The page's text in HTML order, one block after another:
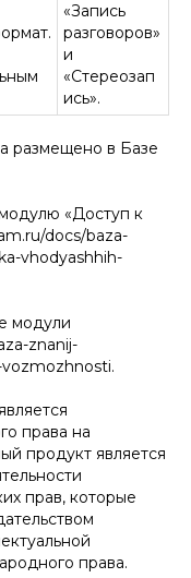
«Запись
разговоров»
и
«Стереозап
ись».
размещено в Базе
«Доступ к
docs/baza-
vhodyashhih-
модули
znanij-
права на
продукт является
прав, которые
права.